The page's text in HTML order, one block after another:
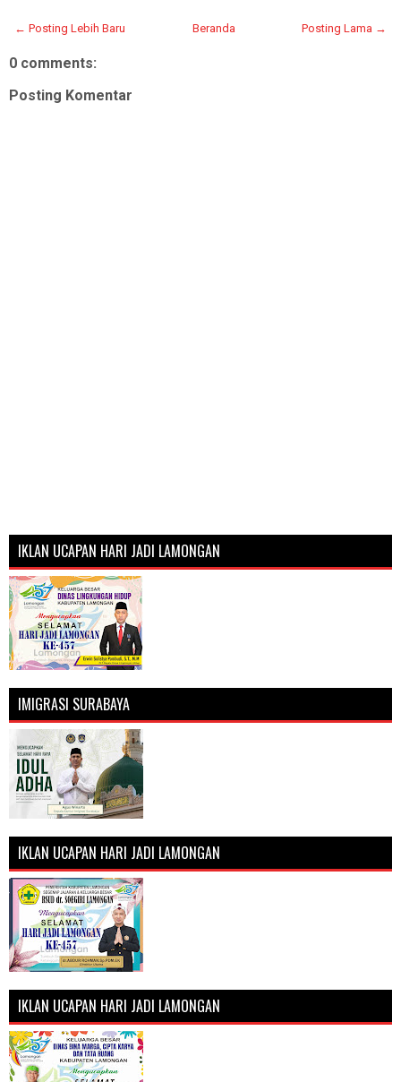
← Posting Lebih Baru Posting Lama →
Beranda
0 comments:
Posting Komentar
IKLAN UCAPAN HARI JADI LAMONGAN
IMIGRASI SURABAYA
IKLAN UCAPAN HARI JADI LAMONGAN
IKLAN UCAPAN HARI JADI LAMONGAN